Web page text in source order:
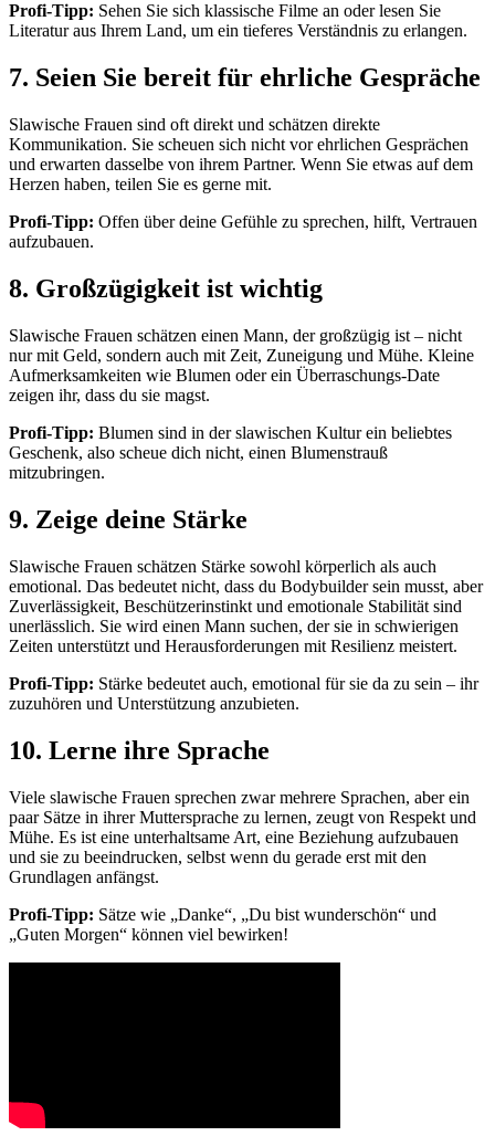
Profi-Tipp: Sehen Sie sich klassische Filme an oder lesen Sie
Literatur aus Ihrem Land, um ein tieferes Verständnis zu erlangen.
7. Seien Sie bereit für ehrliche Gespräche
Slawische Frauen sind oft direkt und schätzen direkte
Kommunikation. Sie scheuen sich nicht vor ehrlichen Gesprächen
und erwarten dasselbe von ihrem Partner. Wenn Sie etwas auf dem
Herzen haben, teilen Sie es gerne mit.
Profi-Tipp: Offen über deine Gefühle zu sprechen, hilft, Vertrauen
aufzubauen.
8. Großzügigkeit ist wichtig
Slawische Frauen schätzen einen Mann, der großzügig ist – nicht
nur mit Geld, sondern auch mit Zeit, Zuneigung und Mühe. Kleine
Aufmerksamkeiten wie Blumen oder ein Überraschungs-Date
zeigen ihr, dass du sie magst.
Profi-Tipp: Blumen sind in der slawischen Kultur ein beliebtes
Geschenk, also scheue dich nicht, einen Blumenstrauß
mitzubringen.
9. Zeige deine Stärke
Slawische Frauen schätzen Stärke sowohl körperlich als auch
emotional. Das bedeutet nicht, dass du Bodybuilder sein musst, aber
Zuverlässigkeit, Beschützerinstinkt und emotionale Stabilität sind
unerlässlich. Sie wird einen Mann suchen, der sie in schwierigen
Zeiten unterstützt und Herausforderungen mit Resilienz meistert.
Profi-Tipp: Stärke bedeutet auch, emotional für sie da zu sein – ihr
zuzuhören und Unterstützung anzubieten.
10. Lerne ihre Sprache
Viele slawische Frauen sprechen zwar mehrere Sprachen, aber ein
paar Sätze in ihrer Muttersprache zu lernen, zeugt von Respekt und
Mühe. Es ist eine unterhaltsame Art, eine Beziehung aufzubauen
und sie zu beeindrucken, selbst wenn du gerade erst mit den
Grundlagen anfängst.
Profi-Tipp: Sätze wie „Danke“, „Du bist wunderschön“ und
„Guten Morgen“ können viel bewirken!